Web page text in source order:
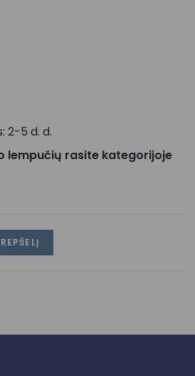
2-5 d. d.
lempučių rasite kategorijoje